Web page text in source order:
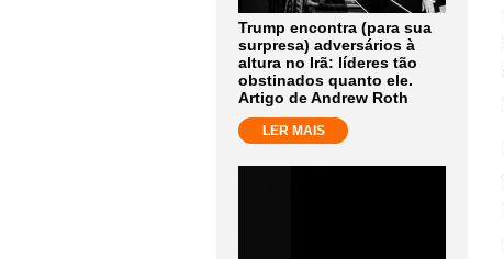
Trump encontra (para sua
surpresa) adversários à
altura no Irã: líderes tão
obstinados quanto ele.
Artigo de Andrew Roth
LER MAIS